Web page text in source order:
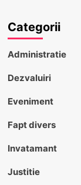
Categorii
Administratie
Dezvaluiri
Eveniment
Fapt divers
Invatamant
Justitie